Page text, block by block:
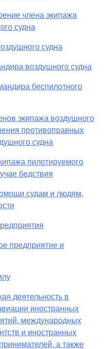
члена экипажа
судна
судна
воздушного судна
беспилотного
экипажа воздушного
противоправных
судна
пилотируемого
бедствия
судам и людям,
предприятие и
деятельность в
иностранных
международных
и иностранных
а также